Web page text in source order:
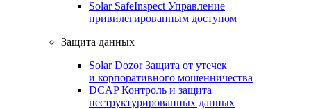
Solar SafeInspect Управление
привилегированным доступом
Защита данных
Solar DozorЗащита от утечек
и корпоративного мошенничества
DCAPКонтроль и защита
неструктурированных данных